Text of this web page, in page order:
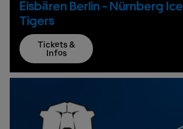
Eisbären Berlin - Nürnberg Ice
Tigers
Tickets &
Infos